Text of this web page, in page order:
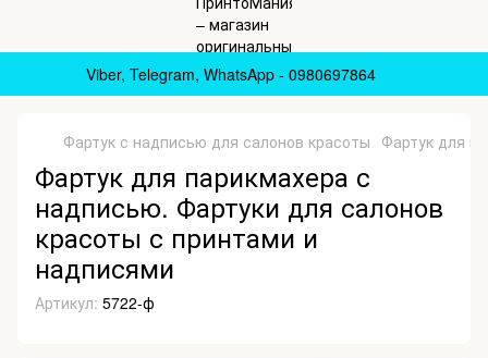
Viber, Telegram, WhatsApp - 0980697864
Фартук с надписью для салонов красоты Фартук для
Фартук для парикмахера с
надписью. Фартуки для салонов
красоты с принтами и
надписями
Артикул: 5722-ф